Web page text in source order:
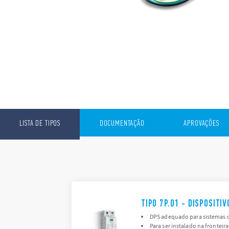
LISTA DE TIPOS DOCUMENTAÇÃO APROVAÇÕES
TIPO 7P.01 -
DPS adequado para
Para ser instalado na fronteira